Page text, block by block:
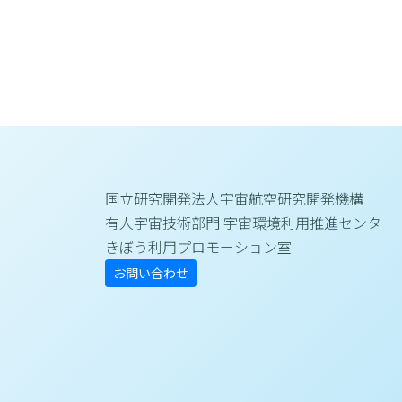
国立研究開発法人宇宙航空研究開発機構
有人宇宙技術部門 宇宙環境利用推進センター
きぼう利用プロモーション室
お問い合わせ